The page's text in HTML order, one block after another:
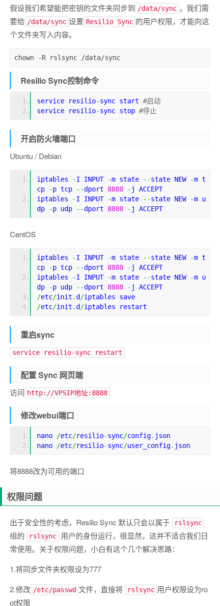
假设我们希望能把密钥的文件夹同步到 /data/sync ，我们需
要给 /data/sync 设置 Resilio Sync 的用户权限，才能向这
个文件夹写入内容。
chown -R rslsync /data/sync
Resilio Sync控制命令
service resilio-sync start #启动
service resilio-sync stop #停止
开启防火墙端口
Ubuntu / Debian
iptables -I INPUT -m state --state NEW -m t
cp
-p tcp --dport 8888 - j ACCEPT
iptables
-I INPUT -m state --state NEW -m u
dp
-p udp --dport 8888 - j ACCEPT
CentOS
iptables -I INPUT -m state --state NEW -m t
cp
-p tcp --dport 8888 - j ACCEPT
iptables
-I INPUT -m state --state NEW -m u
dp
-p udp --dport 8888 - j ACCEPT
/etc/init .d /iptables save
/etc/init .d /iptables restart
重启sync
service resilio-sync restart
配置 Sync 网页端
访问 http://VPSIP地址:8888
修改webui端口
nano /etc/resilio-sync/config. json
nano
/etc/resilio-sync/user_config. json
将8888改为可用的端口
权限问题
出于安全性的考虑，Resilio Sync 默认只会以属于 rslsync
组的 rslsync
用户的身份运行，很显然，这并不适合我们日
常使用。关于权限问题，小白有这个几个解决思路：
1.将同步文件夹权限设为777
2.修改 /etc/passwd 文件，直接将 rslsync 用户权限设为ro
ot权限